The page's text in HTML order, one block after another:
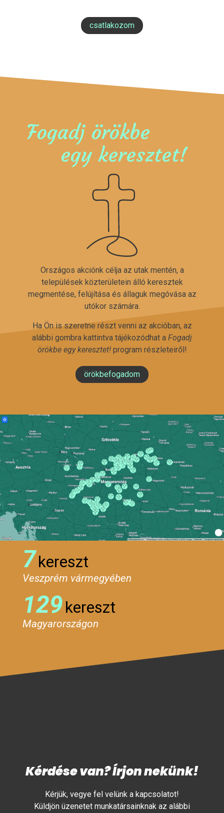
csatlakozom
Fogadj örökbe
egy keresztet!
Országos akciónk célja az utak mentén, a
települések közterületein álló keresztek
megmentése, felújítása és állaguk megóvása az
utókor számára.
Ha Ön is szeretne részt venni az akcióban, az
alábbi gombra kattintva tájékozódhat a Fogadj
örökbe egy keresztet!program részleteiről!
örökbefogadom
7kereszt
Veszprém vármegyében
129kereszt
Magyarországon
Kérdése van? Írjon nekünk!
Kérjük, vegye fel velünk a kapcsolatot!
Küldjön üzenetet munkatársainknak az alábbi